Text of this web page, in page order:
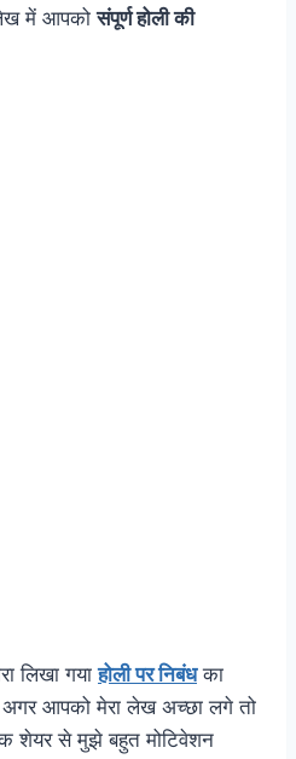
लेख में आपकोसंपूर्ण होली की
लिखा गयाहोली पर निबंधका
आपको मेरा लेख अच्छा लगे तो
शेयर से मुझे बहुत मोटिवेशन